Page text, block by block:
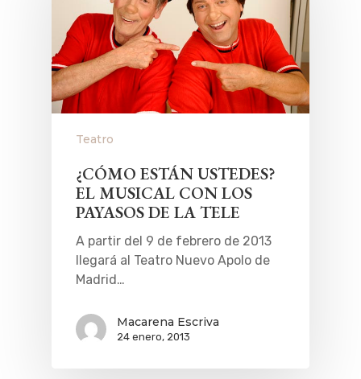
Teatro
¿CÓMO ESTÁN USTEDES?
EL MUSICAL CON LOS
PAYASOS DE LA TELE
A partir del 9 de febrero de 2013
llegará al Teatro Nuevo Apolo de
Madrid…
Macarena Escriva
24 enero, 2013